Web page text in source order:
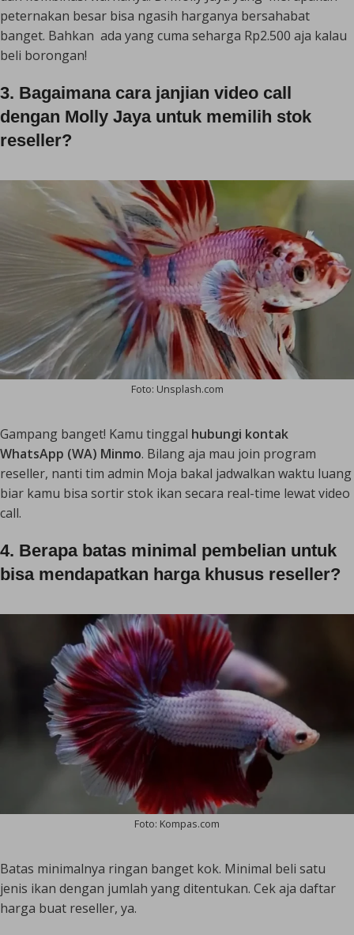
peternakan besar bisa ngasih harganya bersahabat
banget. Bahkan ada yang cuma seharga Rp2.500 aja kalau
beli borongan!
3. Bagaimana cara janjian video call
dengan Molly Jaya untuk memilih stok
reseller?
Foto: Unsplash.com
Gampang banget! Kamu tinggal hubungi kontak
WhatsApp (WA) Minmo. Bilang aja mau join program
reseller, nanti tim admin Moja bakal jadwalkan waktu luang
biar kamu bisa sortir stok ikan secara real-time lewat video
call.
4. Berapa batas minimal pembelian untuk
bisa mendapatkan harga khusus reseller?
Foto: Kompas.com
Batas minimalnya ringan banget kok. Minimal beli satu
jenis ikan dengan jumlah yang ditentukan. Cek aja daftar
harga buat reseller, ya.